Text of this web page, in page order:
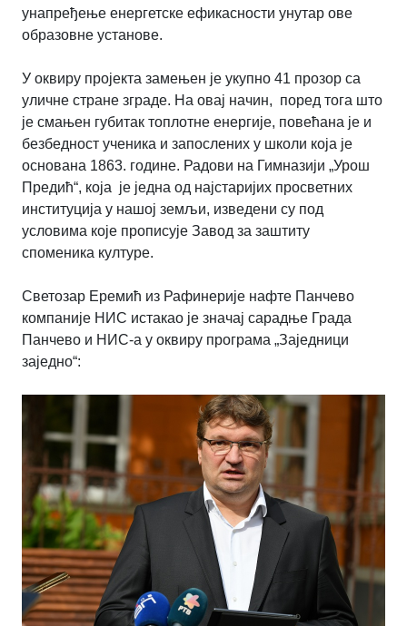
унапређење енергетске ефикасности унутар ове
образовне установе.
У оквиру пројекта замењен је укупно 41 прозор са
уличне стране зграде. На овај начин, поред тога што
је смањен губитак топлотне енергије, повећана је и
безбедност ученика и запослених у школи која је
основана 1863. године. Радови на Гимназији „Урош
Предић“, која је једна од најстаријих просветних
институција у нашој земљи, изведени су под
условима које прописује Завод за заштиту
споменика културе.
Светозар Еремић из Рафинерије нафте Панчево
компаније НИС истакао је значај сарадње Града
Панчево и НИС-а у оквиру програма „Заједници
заједно“: